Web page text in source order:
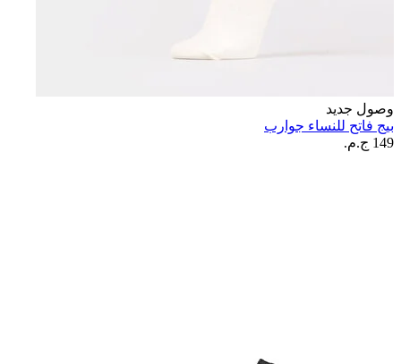
وصول جديد
بيج فاتح للنساء جوارب
149 ج.م.‏